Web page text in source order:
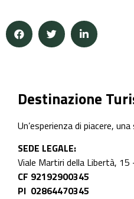
Destinazione
Un’esperienza di piacere,
SEDE LEGALE:
Viale Martiri della Libertà, 15
CF 92192900345
PI 02864470345